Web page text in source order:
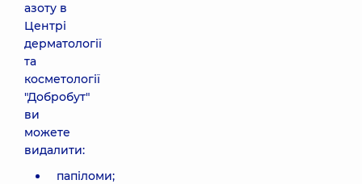
азоту в
Центрі
дерматології
та
косметології
"Добробут"
ви
можете
видалити:
папіломи;